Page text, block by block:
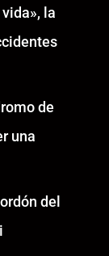
la
de
una
del